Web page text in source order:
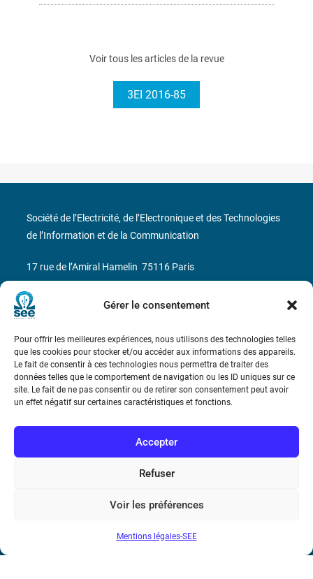
Gérer le consentement
Pour offrir les meilleures expériences, nous utilisons des technologies telles
que les cookies pour stocker et/ou accéder aux informations des appareils.
Le fait de consentir à ces technologies nous permettra de traiter des
données telles que le comportement de navigation ou les ID uniques sur ce
site. Le fait de ne pas consentir ou de retirer son consentement peut avoir
un effet négatif sur certaines caractéristiques et fonctions.
Accepter
Refuser
Voir les préférences
Mentions légales-SEE
Voir tous les articles de la revue
3EI 2016-85
Bicentenaire des découvertes d’André-
Marie Ampère
Conditions Générales de Vente
Mentions légales
Société de l’Electricité, de l’Electronique et des Technologies
de l’Information et de la Communication
17 rue de l’Amiral Hamelin 75116 Paris
Métro : « Boissière » Ligne 6 et « Iéna » Ligne 9
N° de SIREN : 785 393 232, Code APE : 9412Z TVA intra-
communautaire : FR44 785 393 232